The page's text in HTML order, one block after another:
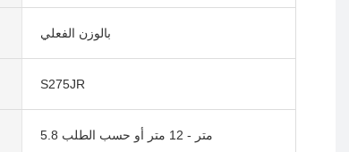
بالوزن الفعلي
S275JR
5.8 متر - 12 متر أو حسب الطلب